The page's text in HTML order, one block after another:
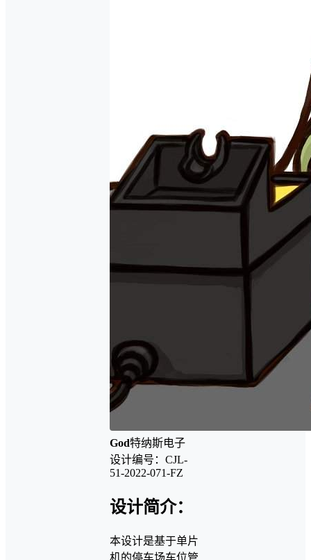
God特纳斯电子
设计编号：CJL-
51-2022-071-FZ
设计简介：
本设计是基于单片
机的停车场车位管